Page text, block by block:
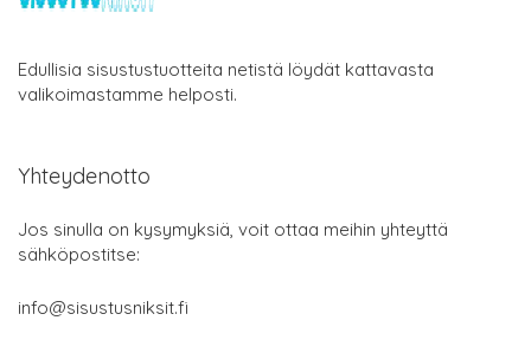
Edullisia sisustustuotteita netistä löydät kattavasta
valikoimastamme helposti.
Yhteydenotto
Jos sinulla on kysymyksiä, voit ottaa meihin yhteyttä
sähköpostitse:
info@sisustusniksit.fi